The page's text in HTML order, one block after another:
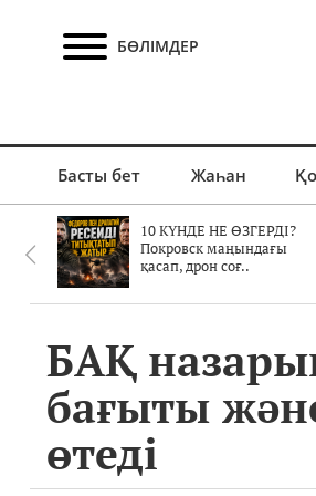
БӨЛІМДЕР
Басты бет Жаһан
10 КҮНДЕ НЕ ӨЗГЕРДІ?
Покровск маңындағы
қасап, дрон соғ..
БАҚ
бағыты
өтеді